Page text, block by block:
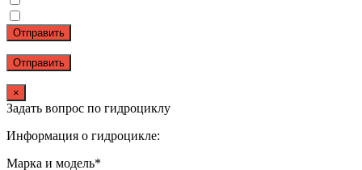
Отправить
×
Задать вопрос по гидроциклу
Информация о гидроцикле:
Марка и модель*